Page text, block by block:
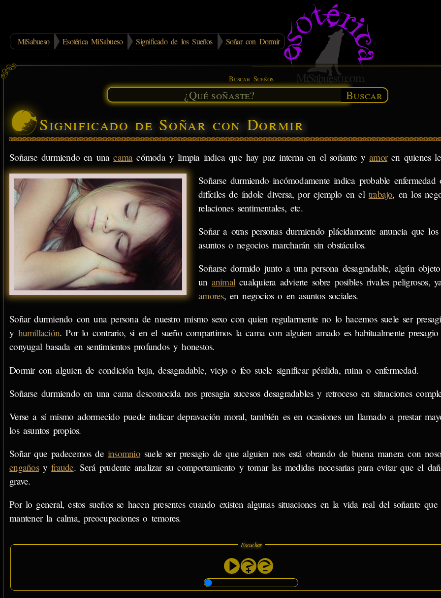
MiSabueso Esotérica MiSabueso Significado de los Sueños Soñar con Dormir
Buscar Sueños
Buscar
Significado de Soñar con Dormir
Soñarse durmiendo en unacamacómoda y limpia indica que hay paz interna en el soñante yamoren quienes
Soñarse durmiendo incómodamente indica probable enfermedad
difíciles de índole diversa, por ejemplo en el trabajo, en los
relaciones sentimentales, etc.
Soñar a otras personas durmiendo plácidamente anuncia que
asuntos o negocios marcharán sin obstáculos.
Soñarse dormido junto a una persona desagradable, algún
un animalcualquiera advierte sobre posibles rivales peligrosos,
amores, en negocios o en asuntos sociales.
Soñar durmiendo con una persona de nuestro mismo sexo con quien regularmente no lo hacemos suele ser
y humillación. Por lo contrario, si en el sueño compartimos la cama con alguien amado es habitualmente
conyugal basada en sentimientos profundos y honestos.
Dormir con alguien de condición baja, desagradable, viejo o feo suele significar pérdida, ruina o enfermedad.
Soñarse durmiendo en una cama desconocida nos presagia sucesos desagradables y retroceso en situaciones
Verse a sí mismo adormecido puede indicar depravación moral, también es en ocasiones un llamado a prestar
los asuntos propios.
Soñar que padecemos de insomniosuele ser presagio de que alguien nos está obrando de buena manera con
engañosyfraude. Será prudente analizar su comportamiento y tomar las medidas necesarias para evitar que el
grave.
Por lo general, estos sueños se hacen presentes cuando existen algunas situaciones en la vida real del soñante
mantener la calma, preocupaciones o temores.
Escuchar